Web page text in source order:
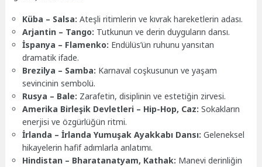
Küba – Salsa: Ateşli ritimlerin ve kıvrak hareketlerin adası.
Arjantin – Tango: Tutkunun ve derin duyguların dansı.
İspanya – Flamenko: Endülüs’ün ruhunu yansıtan
dramatik ifade.
Brezilya – Samba: Karnaval coşkusunun ve yaşam
sevincinin sembolü.
Rusya – Bale: Zarafetin, disiplinin ve estetiğin zirvesi.
Amerika Birleşik Devletleri – Hip-Hop, Caz: Sokakların
enerjisi ve özgürlüğün ritmi.
İrlanda – İrlanda Yumuşak Ayakkabı Dansı: Geleneksel
hikayelerin hafif adımlarla anlatımı.
Hindistan – Bharatanatyam, Kathak: Manevi derinliğin